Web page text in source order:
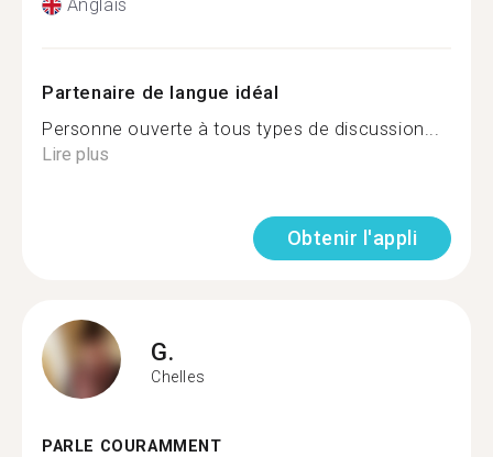
Anglais
Partenaire de langue idéal
Personne ouverte à tous types de discussion...
Lire plus
Obtenir l'appli
G.
Chelles
PARLE COURAMMENT